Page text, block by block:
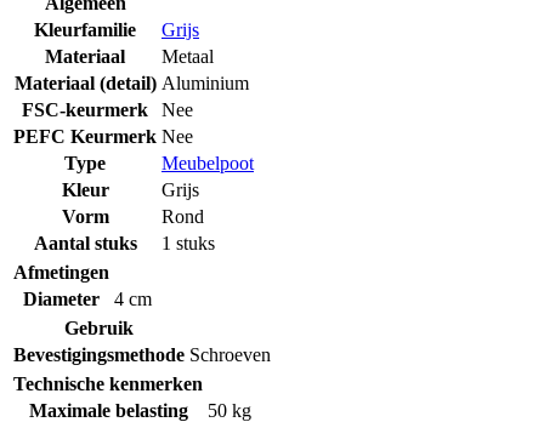
Kleurfamilie
Grijs
Materiaal
Metaal
Materiaal (detail) Aluminium
FSC-keurmerk
Nee
PEFC Keurmerk Nee
Type
Meubelpoot
Kleur
Grijs
Vorm
Rond
Aantal stuks
1 stuks
Afmetingen
Diameter
4 cm
Gebruik
Bevestigingsmethode Schroeven
Technische kenmerken
Maximale belasting
50 kg